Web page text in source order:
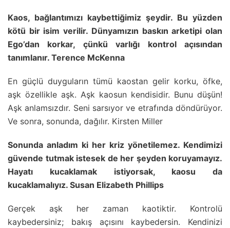
Kaos, bağlantımızı kaybettiğimiz şeydir. Bu yüzden
kötü bir isim verilir. Dünyamızın baskın arketipi olan
Ego’dan korkar, çünkü varlığı kontrol açısından
tanımlanır. Terence McKenna
En güçlü duyguların tümü kaostan gelir korku, öfke,
aşk özellikle aşk. Aşk kaosun kendisidir. Bunu düşün!
Aşk anlamsızdır. Seni sarsıyor ve etrafında döndürüyor.
Ve sonra, sonunda, dağılır. Kirsten Miller
Sonunda anladım ki her kriz yönetilemez. Kendimizi
güvende tutmak istesek de her şeyden koruyamayız.
Hayatı kucaklamak istiyorsak, kaosu da
kucaklamalıyız. Susan Elizabeth Phillips
Gerçek aşk her zaman kaotiktir. Kontrolü
kaybedersiniz; bakış açısını kaybedersin. Kendinizi